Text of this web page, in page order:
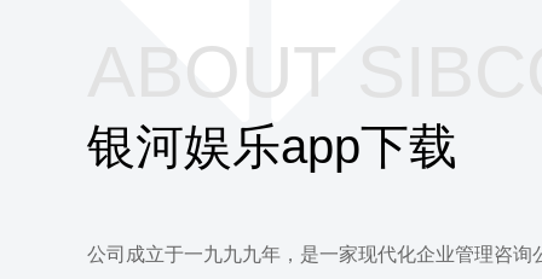
ABOUT
银河娱乐app下载
公司成立于一九九九年，是一家现代化企业管理咨询